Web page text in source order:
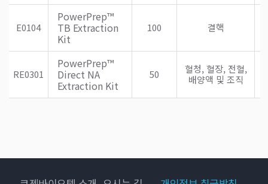
E0104
PowerPrep™
TB Extraction
Kit
100 결핵
RE0301
PowerPrep™
Direct NA
Extraction Kit
50
혈청, 혈장, 전혈,
배양액 및 조직